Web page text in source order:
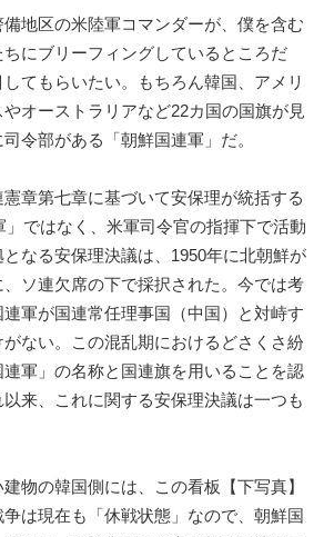
地区の米陸軍コマンダーが、僕を含む
にブリーフィングしているところだ
てもらいたい。もちろん韓国、アメリ
オーストラリアなど22カ国の国旗が見
令部がある「朝鮮国連軍」だ。
章第七章に基づいて安保理が統括する
」ではなく、米軍司令官の指揮下で活動
なる安保理決議は、1950年に北朝鮮が
ソ連欠席の下で採択された。今では考
軍が国連常任理事国（中国）と対峙す
ない。この混乱期におけるどさくさ紛
軍」の名称と国連旗を用いることを認
来、これに関する安保理決議は一つも
物の韓国側には、この看板【下写真】
は現在も「休戦状態」なので、朝鮮国